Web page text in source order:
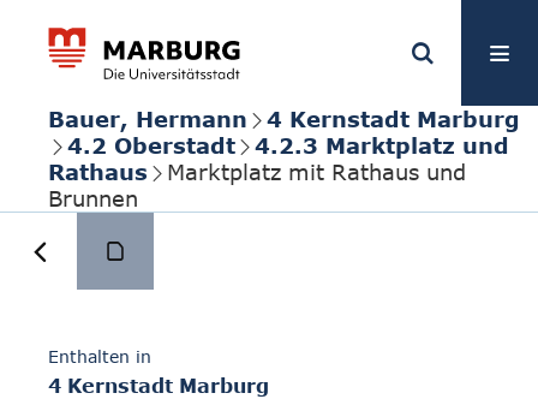
Bauer, Hermann
4 Kernstadt Marburg
4.2 Oberstadt
4.2.3 Marktplatz und
Rathaus
Marktplatz mit Rathaus und
Brunnen
Enthalten in
4 Kernstadt Marburg